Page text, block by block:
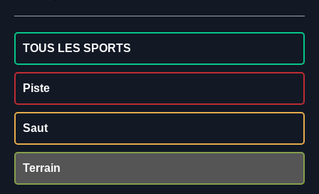
TOUS LES SPORTS
Piste
Saut
Terrain